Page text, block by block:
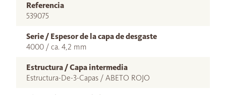
Referencia
539075
Serie / Espesor de la capa de desgaste
4000 / ca. 4,2 mm
Estructura / Capa intermedia
Estructura-De-3-Capas / ABETO ROJO